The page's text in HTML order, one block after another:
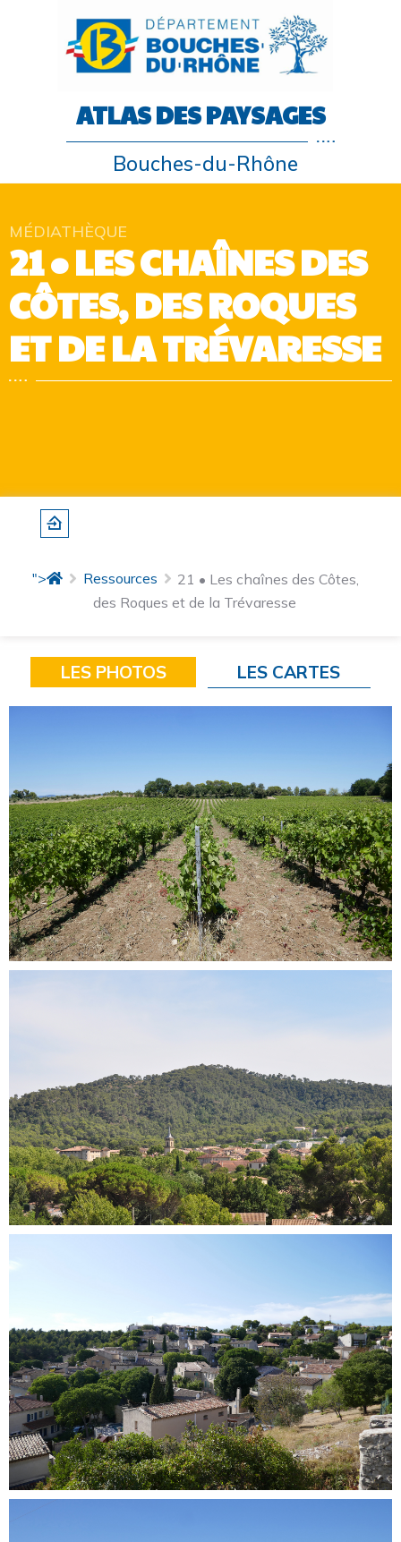
ATLAS DES PAYSAGES
Bouches-du-Rhône
MÉDIATHÈQUE
21 • LES CHAÎNES DES
CÔTES, DES ROQUES
ET DE LA TRÉVARESSE
"> Ressources
21 • Les chaînes des Côtes,
des Roques et de la Trévaresse
LES PHOTOS LES CARTES